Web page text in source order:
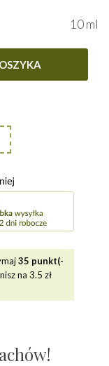
10 ml
35 punkt(-
na 3.5 zł